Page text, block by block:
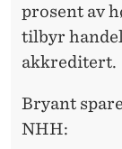
prosent av
tilbyr
akkreditert.
Bryant
NHH: